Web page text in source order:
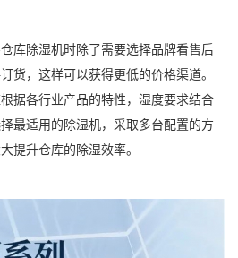
除湿机时除了需要选择品牌看售后
货，这样可以获得更低的价格渠道。
据各行业产品的特性，湿度要求结合
最适用的除湿机，采取多台配置的方
提升仓库的除湿效率。